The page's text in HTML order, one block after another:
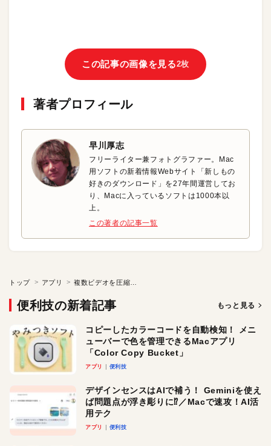
この記事の画像を見る2枚
著者プロフィール
早川厚志
フリーライター兼フォトグラファー。Mac
用ソフトの新着情報Webサイト「新しもの
好きのダウンロード」を27年間運営してお
り、Macに入っているソフトは1000本以
上。
この著者の記事一覧
トップ アプリ
便利技の新着記事 もっと見る
コピーしたカラーコードを自動検知！ メニ
ューバーで色を管理できるMacアプリ
「Color Copy Bucket」
アプリ 便利技
デザインセンスはAIで補う！ Geminiを使え
ば問題点が浮き彫りに⁉︎／Macで速攻！AI活
用テク
アプリ 便利技